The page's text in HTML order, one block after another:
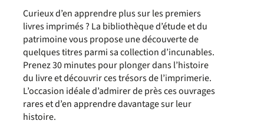
Curieux d’en apprendre plus sur les premiers
livres imprimés ? La bibliothèque d’étude et du
patrimoine vous propose une découverte de
quelques titres parmi sa collection d’incunables.
Prenez 30 minutes pour plonger dans l’histoire
du livre et découvrir ces trésors de l’imprimerie.
L’occasion idéale d’admirer de près ces ouvrages
rares et d’en apprendre davantage sur leur
histoire.